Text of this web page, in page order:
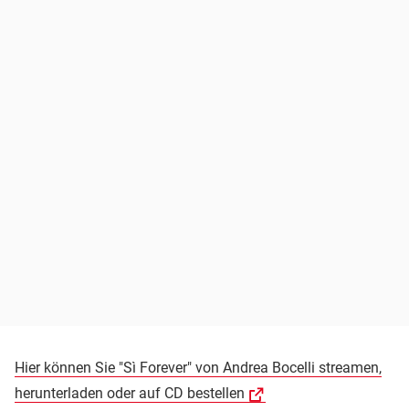
Hier können Sie "Sì Forever" von Andrea Bocelli streamen,
herunterladen oder auf CD bestellen